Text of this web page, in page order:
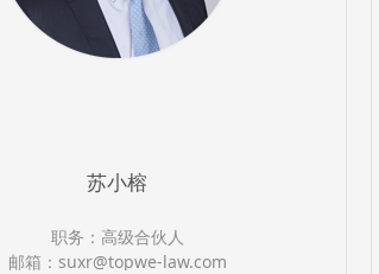
苏小榕
职务：高级合伙人
邮箱：suxr@topwe-law.com